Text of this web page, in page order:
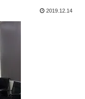
2019.12.14